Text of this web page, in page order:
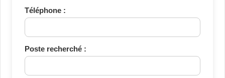
Téléphone :
Poste recherché :